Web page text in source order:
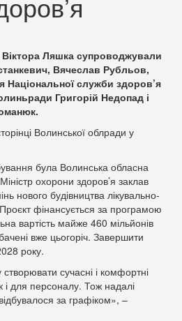
Віктора Ляшка супроводжували
Вячеслав Рубльов,
Національної служби здоров’я
Григорій Недопад і
Волинської облради у
була Волинська обласна
охорони здоров’я заклав
нового будівництва лікувально-
Проєкт фінансується за програмою
вартість майже 460 мільйонів
вже цьогоріч. Завершити
року.
сучасні і комфортні
і для персоналу. Тож надалі
за графіком», –